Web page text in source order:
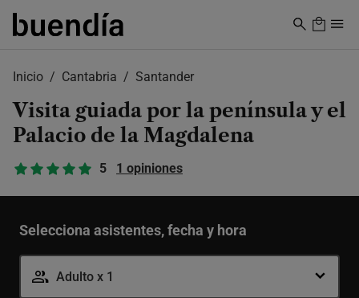
Skip
Inicio Cantabria Santander
Visita guiada por la península y el
Palacio de la Magdalena
5 1 opiniones
Selecciona asistentes, fecha y hora
Adulto x 1